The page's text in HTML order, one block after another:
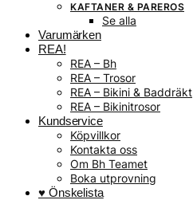
KAFTANER & PAREROS
Se alla
Varumärken
REA!
REA – Bh
REA – Trosor
REA – Bikini & Baddräkt
REA – Bikinitrosor
Kundservice
Köpvillkor
Kontakta oss
Om Bh Teamet
Boka utprovning
♥ Önskelista